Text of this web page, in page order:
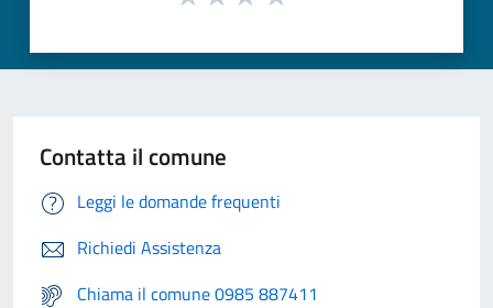
Contatta il comune
Leggi le domande frequenti
Richiedi Assistenza
Chiama il comune 0985 887411